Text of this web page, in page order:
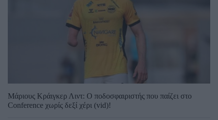
Μάριους Κράιγκερ Λιντ: Ο ποδοσφαιριστής που παίζει στο
Conference χωρίς δεξί χέρι (vid)!